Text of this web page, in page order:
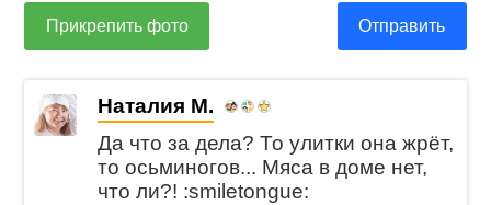
Прикрепить фото Отправить
Наталия М.
Да что за дела? То улитки она жрёт,
то осьминогов... Мяса в доме нет,
что ли?! :smiletongue: